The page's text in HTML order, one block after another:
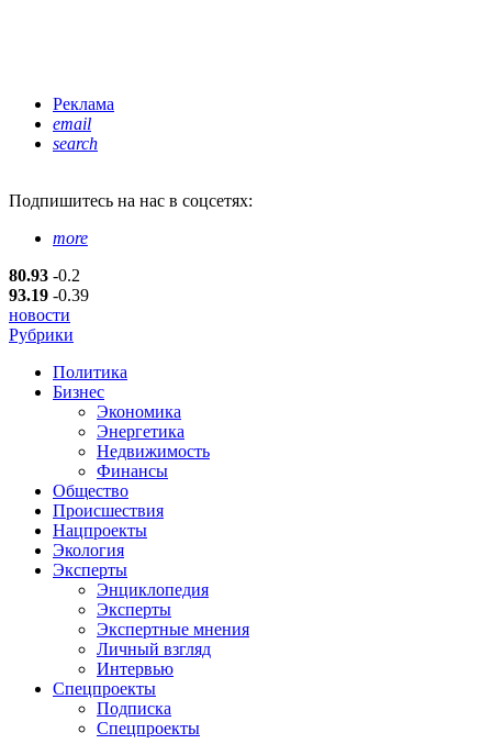
Реклама
email
search
Подпишитесь на нас в соцсетях:
more
80.93 -0.2
93.19 -0.39
новости
Рубрики
Политика
Бизнес
Экономика
Энергетика
Недвижимость
Финансы
Общество
Происшествия
Нацпроекты
Экология
Эксперты
Энциклопедия
Эксперты
Экспертные мнения
Личный взгляд
Интервью
Спецпроекты
Подписка
Спецпроекты